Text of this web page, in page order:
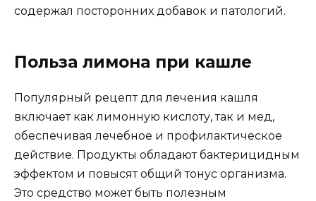
содержал посторонних добавок и патологий.
Польза лимона при кашле
Популярный рецепт для лечения кашля
включает как лимонную кислоту, так и мед,
обеспечивая лечебное и профилактическое
действие. Продукты обладают бактерицидным
эффектом и повысят общий тонус организма.
Это средство может быть полезным